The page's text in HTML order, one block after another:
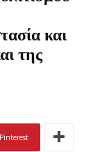
και
της
Pinterest